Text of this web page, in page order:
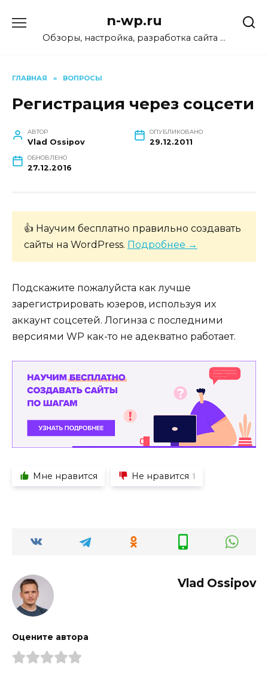
содержанию
n-wp.ru
Обзоры, настройка, разработка сайта …
ГЛАВНАЯ » ВОПРОСЫ
Регистрация через соцсети
АВТОР
Vlad Ossipov
ОПУБЛИКОВАНО
29.12.2011
ОБНОВЛЕНО
27.12.2016
👍 Научим бесплатно правильно создавать
сайты на WordPress. Подробнее →
Подскажите пожалуйста как лучше
зарегистрировать юзеров, используя их
аккаунт соцсетей. Логинза с последними
версиями WP как-то не адекватно работает.
Мне нравится Не нравится 1
Vlad Ossipov
Оцените автора